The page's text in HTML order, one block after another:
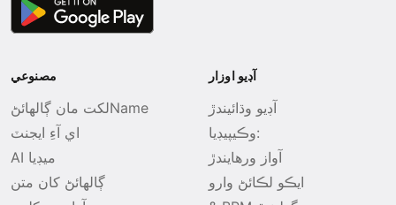
مصنوعي
لکت مان ڳالھائڻName
اي آءِ ايجنٽ
AI ميڊيا
ڳالھائڻ کان متن
آڊيو اوزار
آڊيو وڌائيندڙ
وڪيپيڊيا:
آواز ورهايندڙ
ايڪو لڪائڻ وارو